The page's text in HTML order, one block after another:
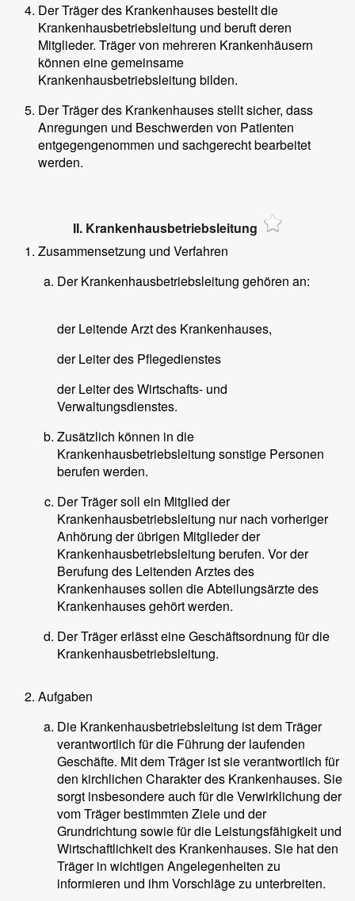
Der Träger des Krankenhauses bestellt die
Krankenhausbetriebsleitung und beruft deren
Mitglieder. Träger von mehreren Krankenhäusern
können eine gemeinsame
Krankenhausbetriebsleitung bilden.
Der Träger des Krankenhauses stellt sicher, dass
Anregungen und Beschwerden von Patienten
entgegengenommen und sachgerecht bearbeitet
werden.
II. Krankenhausbetriebsleitung
Zusammensetzung und Verfahren
Der Krankenhausbetriebsleitung gehören an:
der Leitende Arzt des Krankenhauses,
der Leiter des Pflegedienstes
der Leiter des Wirtschafts- und
Verwaltungsdienstes.
Zusätzlich können in die
Krankenhausbetriebsleitung sonstige Personen
berufen werden.
Der Träger soll ein Mitglied der
Krankenhausbetriebsleitung nur nach vorheriger
Anhörung der übrigen Mitglieder der
Krankenhausbetriebsleitung berufen. Vor der
Berufung des Leitenden Arztes des
Krankenhauses sollen die Abteilungsärzte des
Krankenhauses gehört werden.
Der Träger erlässt eine Geschäftsordnung für die
Krankenhausbetriebsleitung.
Aufgaben
Die Krankenhausbetriebsleitung ist dem Träger
verantwortlich für die Führung der laufenden
Geschäfte. Mit dem Träger ist sie verantwortlich für
den kirchlichen Charakter des Krankenhauses. Sie
sorgt insbesondere auch für die Verwirklichung der
vom Träger bestimmten Ziele und der
Grundrichtung sowie für die Leistungsfähigkeit und
Wirtschaftlichkeit des Krankenhauses. Sie hat den
Träger in wichtigen Angelegenheiten zu
informieren und ihm Vorschläge zu unterbreiten.